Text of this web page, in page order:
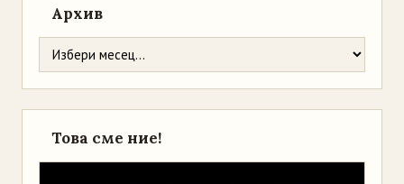
Архив
Това сме ние!